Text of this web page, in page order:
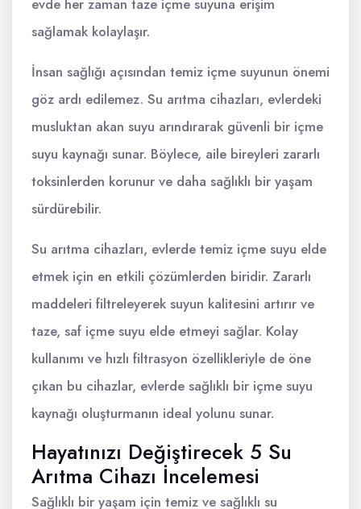
evde her zaman taze içme suyuna erişim
sağlamak kolaylaşır.
İnsan sağlığı açısından temiz içme suyunun önemi
göz ardı edilemez. Su arıtma cihazları, evlerdeki
musluktan akan suyu arındırarak güvenli bir içme
suyu kaynağı sunar. Böylece, aile bireyleri zararlı
toksinlerden korunur ve daha sağlıklı bir yaşam
sürdürebilir.
Su arıtma cihazları, evlerde temiz içme suyu elde
etmek için en etkili çözümlerden biridir. Zararlı
maddeleri filtreleyerek suyun kalitesini artırır ve
taze, saf içme suyu elde etmeyi sağlar. Kolay
kullanımı ve hızlı filtrasyon özellikleriyle de öne
çıkan bu cihazlar, evlerde sağlıklı bir içme suyu
kaynağı oluşturmanın ideal yolunu sunar.
Hayatınızı Değiştirecek 5 Su
Arıtma Cihazı İncelemesi
Sağlıklı bir yaşam için temiz ve sağlıklı su